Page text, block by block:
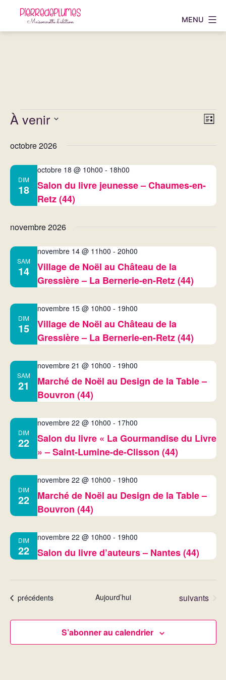
Pierredeplumes
MENU
Évènements
N
a
v
i
g
a
t
o
p
a
r
c
o
n
s
u
l
t
a
t
i
o
n
N
a
t
i
n
d
v
u
É
è
n
e
n
t
Liste
À venir
une
octobre 2026
DIM
18
Salon du livre jeunesse – Chaumes-en-
Retz (44)
octobre 18 @ 10h00 - 18h00
novembre 2026
SAM
14
Village de Noël au Château de la
Gressière – La Bernerie-en-Retz (44)
novembre 14 @ 11h00 - 20h00
DIM
15
Village de Noël au Château de la
Gressière – La Bernerie-en-Retz (44)
novembre 15 @ 10h00 - 19h00
SAM
21
Marché de Noël au Design de la Table –
Bouvron (44)
novembre 21 @ 10h00 - 19h00
DIM
22
Salon du livre « La Gourmandise du Livre
» – Saint-Lumine-de-Clisson (44)
novembre 22 @ 10h00 - 17h00
DIM
22
Marché de Noël au Design de la Table –
Bouvron (44)
novembre 22 @ 10h00 - 19h00
DIM
22 Salon du livre d’auteurs – Nantes (44)
novembre 22 @ 10h00 - 19h00
Évènements
précédents Aujourd’hui Évènements
suivants
S’abonner au calendrier